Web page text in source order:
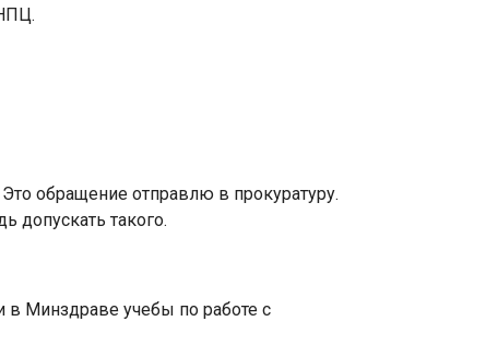
обращение отправлю в прокуратуру.
допускать такого.
в Минздраве учебы по работе с